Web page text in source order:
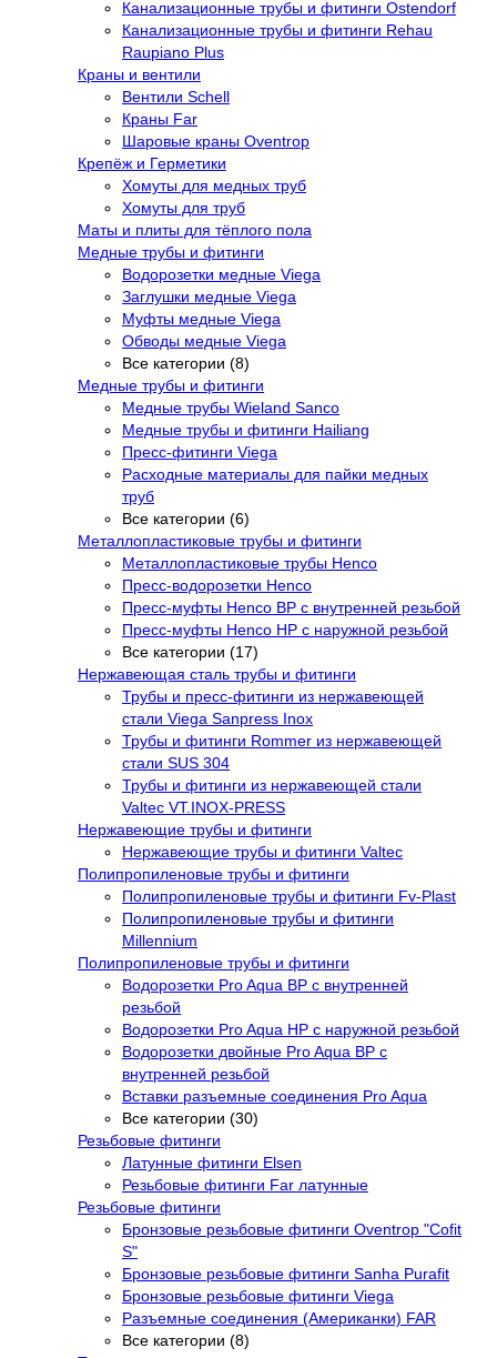
Канализационные трубы и фитинги Ostendorf
Канализационные трубы и фитинги Rehau
Raupiano Plus
Краны и вентили
Вентили Schell
Краны Far
Шаровые краны Oventrop
Крепёж и Герметики
Хомуты для медных труб
Хомуты для труб
Маты и плиты для тёплого пола
Медные трубы и фитинги
Водорозетки медные Viega
Заглушки медные Viega
Муфты медные Viega
Обводы медные Viega
Все категории (8)
Медные трубы и фитинги
Медные трубы Wieland Sanco
Медные трубы и фитинги Hailiang
Пресс-фитинги Viega
Расходные материалы для пайки медных
труб
Все категории (6)
Металлопластиковые трубы и фитинги
Металлопластиковые трубы Henco
Пресс-водорозетки Henco
Пресс-муфты Henco ВР с внутренней резьбой
Пресс-муфты Henco НР с наружной резьбой
Все категории (17)
Нержавеющая сталь трубы и фитинги
Трубы и пресс-фитинги из нержавеющей
стали Viega Sanpress Inox
Трубы и фитинги Rommer из нержавеющей
стали SUS 304
Трубы и фитинги из нержавеющей стали
Valtec VT.INOX-PRESS
Нержавеющие трубы и фитинги
Нержавеющие трубы и фитинги Valtec
Полипропиленовые трубы и фитинги
Полипропиленовые трубы и фитинги Fv-Plast
Полипропиленовые трубы и фитинги
Millennium
Полипропиленовые трубы и фитинги
Водорозетки Pro Aqua ВР с внутренней
резьбой
Водорозетки Pro Aqua НР с наружной резьбой
Водорозетки двойные Pro Aqua ВР с
внутренней резьбой
Вставки разъемные соединения Pro Aqua
Все категории (30)
Резьбовые фитинги
Латунные фитинги Elsen
Резьбовые фитинги Far латунные
Резьбовые фитинги
Бронзовые резьбовые фитинги Oventrop "Cofit
S"
Бронзовые резьбовые фитинги Sanha Purafit
Бронзовые резьбовые фитинги Viega
Разъемные соединения (Американки) FAR
Все категории (8)